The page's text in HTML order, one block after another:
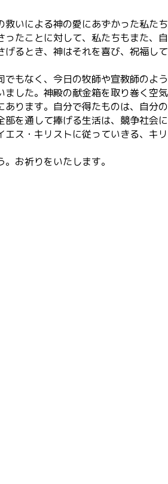
いによる神の愛にあずかった私た
たことに対して、私たちもまた
るとき、神はそれを喜び、祝福
もなく、今日の牧師や宣教師の
した。神殿の献金箱を取り巻く
ります。自分で得たものは、自
を通して捧げる生活は、競争社
ス・キリストに従っていきる、
お祈りをいたします。